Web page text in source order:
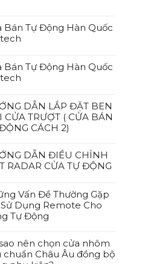
Bán Tự Động Hàn Quốc
Bán Tự Động Hàn Quốc
DẪN LẮP ĐẶT BEN
CỬA TRƯỢT ( CỬA BÁN
CÁCH 2)
DẪN ĐIỀU CHỈNH
RADAR CỬA TỰ ĐỘNG
Vấn Đề Thường Gặp
Dụng Remote Cho
Tự Động
nên chọn cửa nhôm
chuẩn Châu Âu đồng bộ